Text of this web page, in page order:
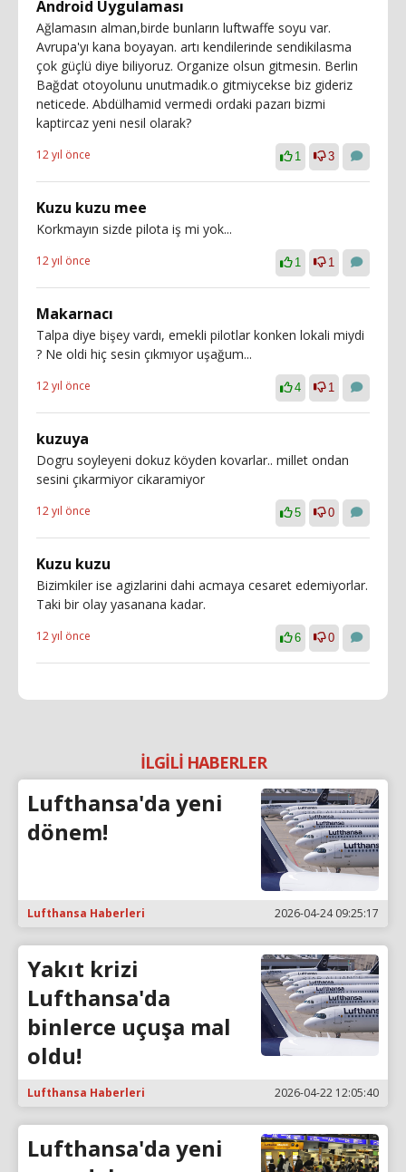
Android Uygulaması
Ağlamasın alman,birde bunların luftwaffe soyu var.
Avrupa'yı kana boyayan. artı kendilerinde sendikilasma
çok güçlü diye biliyoruz. Organize olsun gitmesin. Berlin
Bağdat otoyolunu unutmadık.o gitmiycekse biz gideriz
neticede. Abdülhamid vermedi ordaki pazarı bizmi
kaptircaz yeni nesil olarak?
12 yıl önce 1 3
Kuzu kuzu mee
Korkmayın sizde pilota iş mi yok...
12 yıl önce 1 1
Makarnacı
Talpa diye bişey vardı, emekli pilotlar konken lokali miydi
? Ne oldi hiç sesin çıkmıyor uşağum...
12 yıl önce 4 1
kuzuya
Dogru soyleyeni dokuz köyden kovarlar.. millet ondan
sesini çıkarmiyor cikaramiyor
12 yıl önce 5 0
Kuzu kuzu
Bizimkiler ise agizlarini dahi acmaya cesaret edemiyorlar.
Taki bir olay yasanana kadar.
12 yıl önce 6 0
İLGİLİ HABERLER
Lufthansa'da yeni
dönem!
Lufthansa Haberleri 2026-04-24 09:25:17
Yakıt krizi
Lufthansa'da
binlerce uçuşa mal
oldu!
Lufthansa Haberleri 2026-04-22 12:05:40
Lufthansa'da yeni